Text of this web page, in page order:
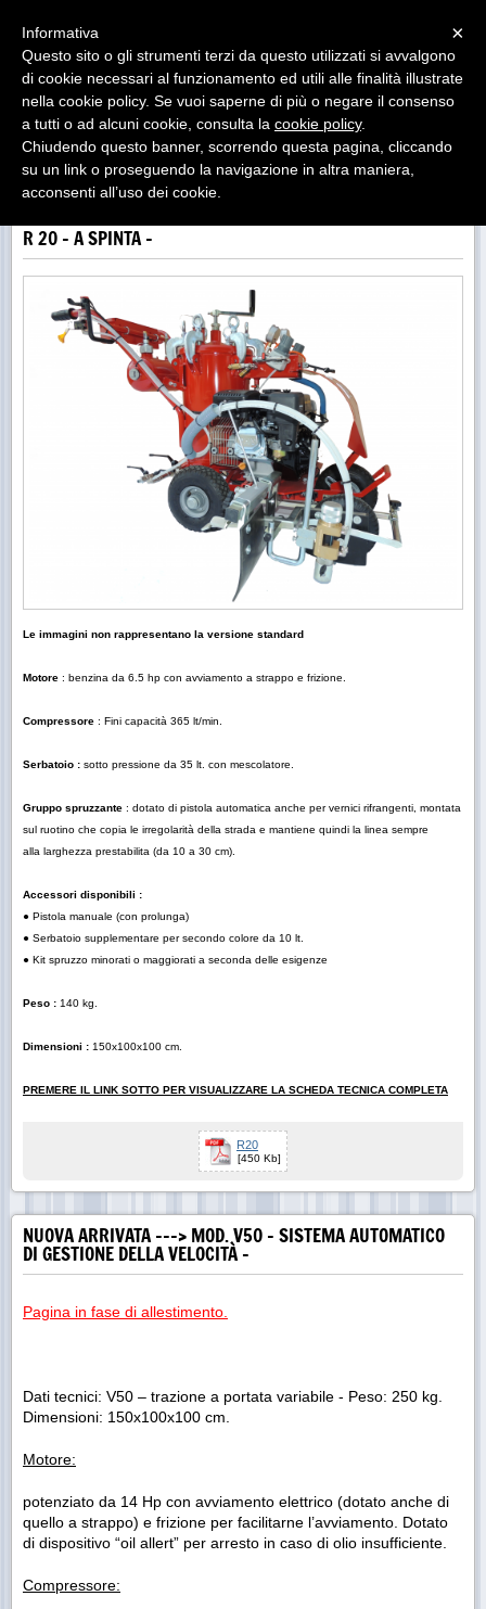
MACCHINE TRACCIALINEE
COSTRUZIONE E VENDITA MACCHINE PER SEGNALETICA
STRADALE/ AZIENDALE/AUTODROMI F1/MOTOGP
MACCHINE TRACCIALINEE
R 20 - A SPINTA -
Le immagini non rappresentano la versione standard
Motore : benzina da 6.5 hp con avviamento a strappo e frizione.
Compressore : Fini capacità 365 lt/min.
Serbatoio : sotto pressione da 35 lt. con mescolatore.
Gruppo spruzzante : dotato di pistola automatica anche per vernici rifrangenti, montata
sul ruotino che copia le irregolarità della strada e mantiene quindi la linea sempre
alla larghezza prestabilita (da 10 a 30 cm).
Accessori disponibili :
● Pistola manuale (con prolunga)
● Serbatoio supplementare per secondo colore da 10 lt.
● Kit spruzzo minorati o maggiorati a seconda delle esigenze
Peso : 140 kg.
Dimensioni : 150x100x100 cm.
PREMERE IL LINK SOTTO PER VISUALIZZARE LA SCHEDA TECNICA COMPLETA
R20
[450 Kb]
NUOVA ARRIVATA ---> MOD. V50 - SISTEMA AUTOMATICO
DI GESTIONE DELLA VELOCITÀ -
Pagina in fase di allestimento.
Dati tecnici: V50 – trazione a portata variabile - Peso: 250 kg.
Dimensioni: 150x100x100 cm
Motore:
potenziato da 14 Hp con avviamento elettrico (dotato anche di
quello a strappo) e frizione per facilitarne l’avviamento. Dotato
di dispositivo “oil allert” per arresto in caso di olio insufficiente.
Compressore:
×
Informativa
Questo sito o gli strumenti terzi da questo utilizzati si avvalgono
di cookie necessari al funzionamento ed utili alle finalità illustrate
nella cookie policy. Se vuoi saperne di più o negare il consenso
a tutti o ad alcuni cookie, consulta la cookie policy.
Chiudendo questo banner, scorrendo questa pagina, cliccando
su un link o proseguendo la navigazione in altra maniera,
acconsenti all’uso dei cookie.